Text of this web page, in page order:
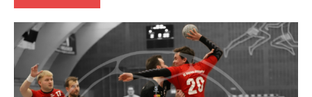
Herren
II